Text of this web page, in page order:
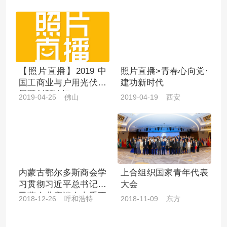
【照片直播】2019 中
国工商业与户用光伏巡
展暨创新论坛
2019-04-25 佛山
照片直播>青春心向党·
建功新时代
2019-04-19 西安
内蒙古鄂尔多斯商会学
习贯彻习近平总书记在
民营企业座谈会上重要
2018-12-26 呼和浩特
上合组织国家青年代表
大会
2018-11-09 东方